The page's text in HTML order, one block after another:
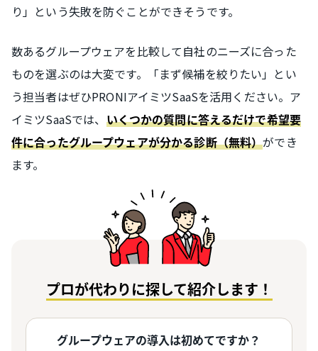
り」という失敗を防ぐことができそうです。
数あるグループウェアを比較して自社のニーズに合った
ものを選ぶのは大変です。「まず候補を絞りたい」とい
う担当者はぜひPRONIアイミツSaaSを活用ください。ア
イミツSaaSでは、 いくつかの質問に答えるだけで希望要
件に合ったグループウェアが分かる診断（無料）ができ
ます。
プロが代わりに探して紹介します！
グループウェアの導入は初めてですか？